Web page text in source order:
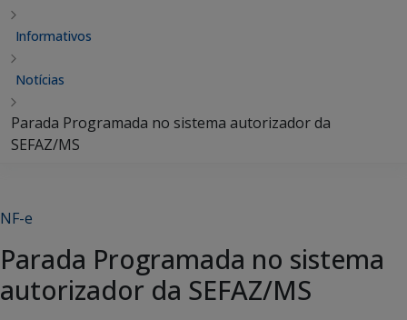
Informativos
Notícias
Parada Programada no sistema autorizador da
SEFAZ/MS
NF-e
Parada Programada no sistema
autorizador da SEFAZ/MS